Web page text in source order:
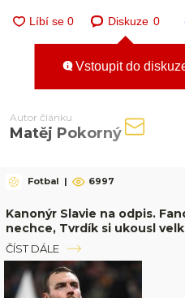
Diskuze 0
Vstoupit do
Autor článku
Matěj Pokorný
Fotbal | 6997
Kanonýr Slavie na odpis.
nechce, Tvrdík si ukousl
ČÍST DÁLE